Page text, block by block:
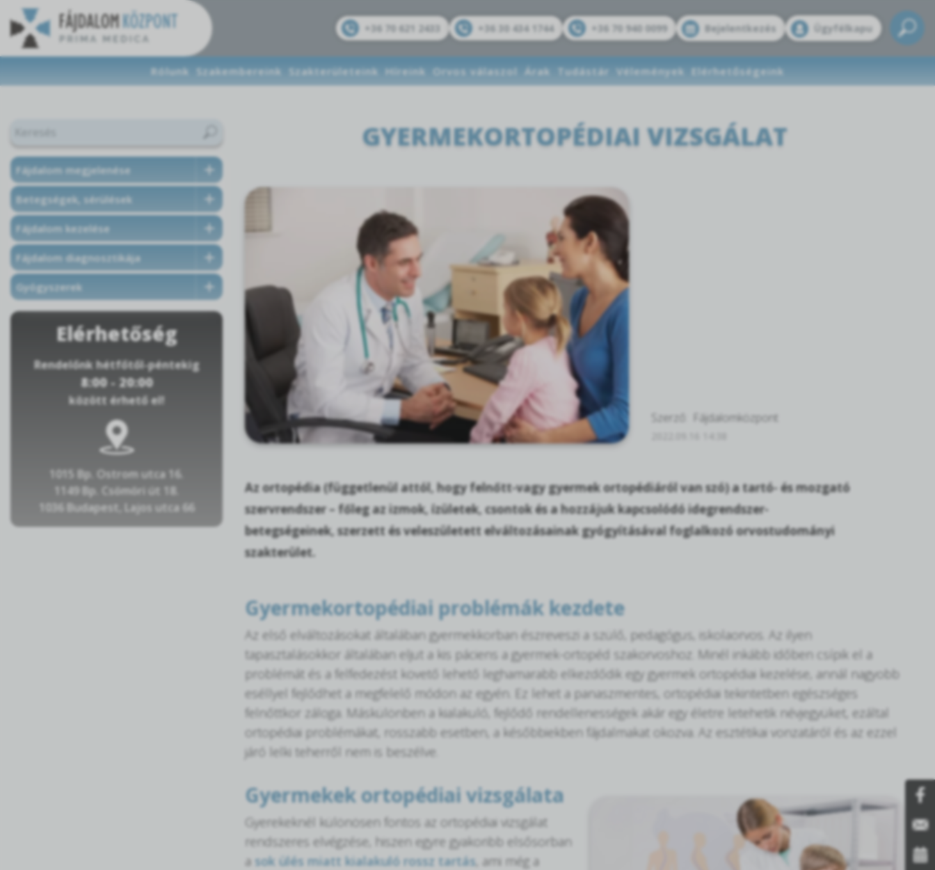
+36 70 621 2433 +36 30 434 1744 +36 70 940 0099 Bejelentkezés Ügyfélkapu
Rólunk Szakembereink Szakterületeink Híreink Orvos válaszol Árak Tudástár Vélemények Elérhetőségeink
Fájdalom megjelenése
Betegségek, sérülések
Fájdalom kezelése
Fájdalom diagnosztikája
Gyógyszerek
Elérhetőség
Rendelőnk hétfőtől-péntekig
8:00 - 20:00
között érhető el!
1015 Bp. Ostrom utca 16.
1149 Bp. Csömöri út 18.
1036 Budapest, Lajos utca 66
GYERMEKORTOPÉDIAI VIZSGÁLAT
Szerző: Fájdalomközpont
Az ortopédia (függetlenül attól, hogy felnőtt-vagy gyermek ortopédiáról van szó) a tartó- és mozgató
szervrendszer – főleg az izmok, ízületek, csontok és a hozzájuk kapcsolódó idegrendszer-
betegségeinek, szerzett és veleszületett elváltozásainak gyógyításával foglalkozó orvostudományi
szakterület.
Gyermekortopédiai problémák kezdete
Az első elváltozásokat általában gyermekkorban észreveszi a szülő, pedagógus, iskolaorvos. Az ilyen
tapasztalásokkor általában eljut a kis páciens a gyermek-ortopéd szakorvoshoz. Minél inkább időben csípik el a
problémát és a felfedezést követő lehető leghamarabb elkezdődik egy gyermek ortopédiai kezelése, annál nagyobb
eséllyel fejlődhet a megfelelő módon az egyén. Ez lehet a panaszmentes, ortopédiai tekintetben egészséges
felnőttkor záloga. Máskülönben a kialakuló, fejlődő rendellenességek akár egy életre letehetik névjegyüket, ezáltal
ortopédiai problémákat, rosszabb esetben, a későbbiekben fájdalmakat okozva. Az esztétikai vonzatáról és az ezzel
járó lelki teherről nem is beszélve.
Gyermekek ortopédiai vizsgálata
Gyerekeknél különösen fontos az ortopédiai vizsgálat
rendszeres elvégzése, hiszen egyre gyakoribb elsősorban
a sok ülés miatt kialakuló rossz tartás , ami még a